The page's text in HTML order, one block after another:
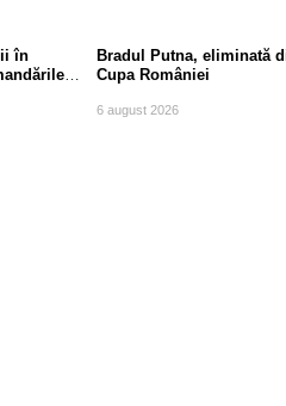
în
Bradul Putna, eliminată
Cupa României
6 august 2026